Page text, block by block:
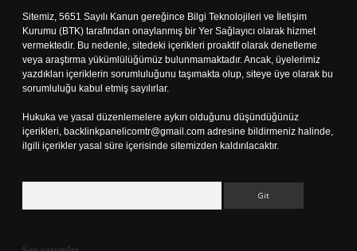
Sitemiz, 5651 Sayılı Kanun gereğince Bilgi Teknolojileri ve İletişim
Kurumu (BTK) tarafından onaylanmış bir Yer Sağlayıcı olarak hizmet
vermektedir. Bu nedenle, sitedeki içerikleri proaktif olarak denetleme
veya araştırma yükümlülüğümüz bulunmamaktadır. Ancak, üyelerimiz
yazdıkları içeriklerin sorumluluğunu taşımakta olup, siteye üye olarak bu
sorumluluğu kabul etmiş sayılırlar.
Hukuka ve yasal düzenlemelere aykırı olduğunu düşündüğünüz
içerikleri, backlinkpanelicomtr@gmail.com adresine bildirmeniz halinde,
ilgili içerikler yasal süre içerisinde sitemizden kaldırılacaktır.